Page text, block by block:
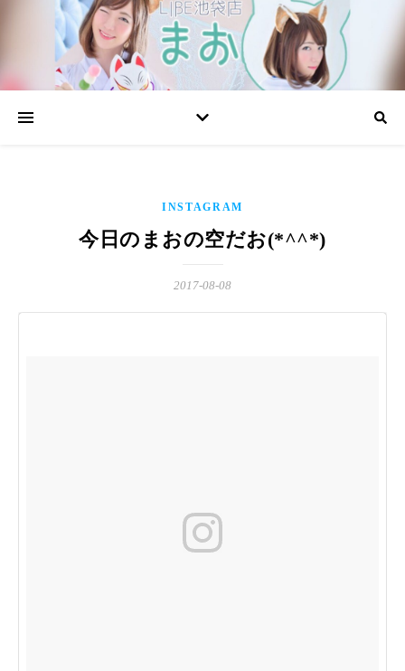
INSTAGRAM
今日のまおの空だお(*^^*)
2017-08-08